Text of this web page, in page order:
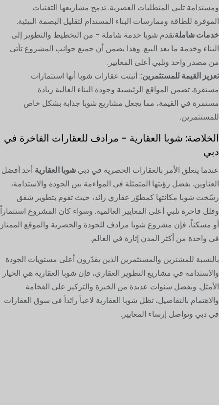
ومستدامة تلبي المتطلبات العصرية. تدمج مشاريعها التقنيات
الموفرة للطاقة وممارسات البناء المستدام لتقليل البصمة البيئية.
خدمات شاملةتقدم شوبا خدمة شاملة - من التخطيط والتطوير إلى
البناء وخدمة ما بعد البيع. وهذا يضمن أن جميع جوانب المشروع تأتي
من مصدر واحد وتلبي أعلى المعايير.
تعزيز القيمة للمستثمرين:: أثبتت عقارات شوبا أنها استثمارات
مستقرة. تضمن المواقع الرئيسية وجودة البناء العالية زيادة
مستمرة في القيمة، مما يجعل مشاريع شوبا جذابة بشكل خاص
للمستثمرين.
الخلاصة: شوبا العقارية - مرادف للعقارات الفاخرة في
دبي
عندما يتعلق الأمر بالعقارات الحصرية في دبي شوبا العقارية أحد أفضل
العناوين. بفضل رؤيتها المتمثلة في المواءمة بين الجودة والاستدامة،
رسّخت شوبا مكانتها كمطوّر عقاري رائد، حيث تقوم بتطوير شقق
وفلل فاخرة تلبي أعلى المعايير العالمية. وسواء كان المشروع استثماراً
أو مسكناً، فإن مشروع شوبا مرادف للجودة والحصرية والموقع الممتاز
في واحدة من أكثر المدن إثارة في العالم.
بالنسبة للمشترين والمستثمرين الذين يقدّرون أعلى مستويات الجودة
والاستدامة في مشاريع التطوير العقاري، فإن شوبا العقارية هي الخيار
الأمثل. وبفضل سنوات عديدة من الخبرة والتركيز على الفخامة
والاهتمام بالتفاصيل، تظل شوبا العقارية لاعباً رائداً في سوق العقارات
في دبي وتواصل إرساء المعايير.